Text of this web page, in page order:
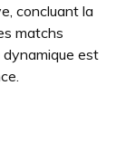
concluant la
matchs
est